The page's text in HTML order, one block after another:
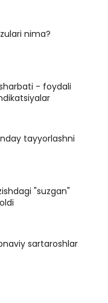
nima?
- foydali
tayyorlashni
"suzgan"
sartaroshlar